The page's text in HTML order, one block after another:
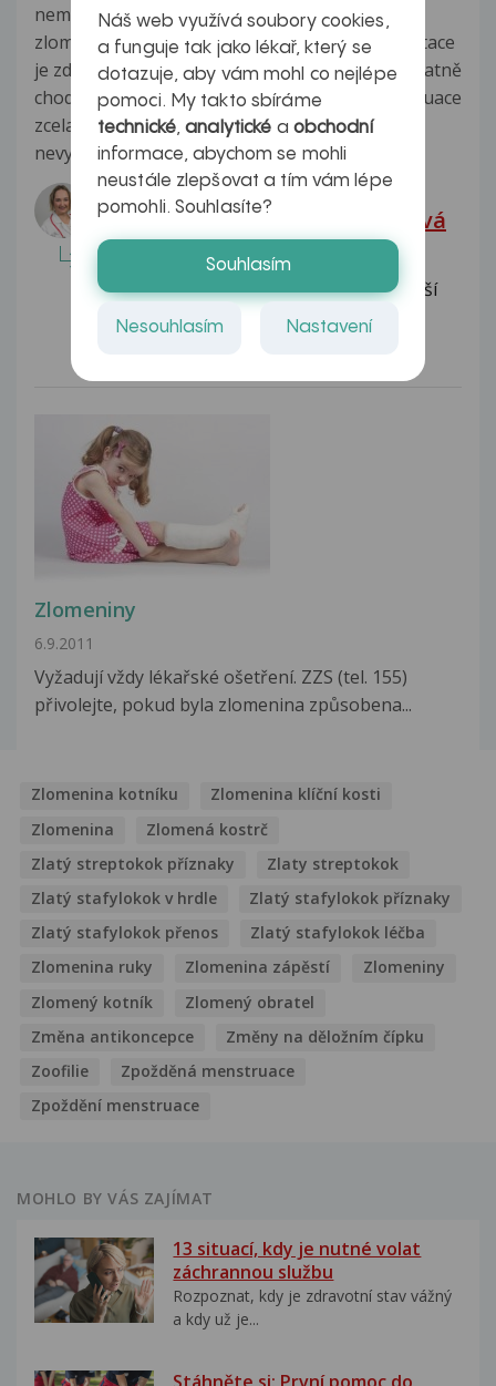
nemocnici(Thomajerova nemocnice v praze)po
zlomenině krčku stehenní kosti.Vím že rehabilitace
je zdlouhavá obzvláště když už před úrazem špatně
chodila a má potíže s pamětí čímž si vážnost situace
zcela neuvědomuje a sama moc aktivity
nevyvíjí.Rehabilitační...Zobrazit více
Odpovídá lékař:
mjr. MUDr. Denisa Gottvaldová
Dobrý den, na vaši otázku se těžko
odpovídákdyž neznám celou situaci Vaší
maminky ani současný stav...
Zlomeniny
6.9.2011
Vyžadují vždy lékařské ošetření. ZZS (tel. 155)
přivolejte, pokud byla zlomenina způsobena...
Zlomenina kotníku
Zlomenina klíční kosti
Zlomenina
Zlomená kostrč
Zlatý streptokok příznaky
Zlaty streptokok
Zlatý stafylokok v hrdle
Zlatý stafylokok příznaky
Zlatý stafylokok přenos
Zlatý stafylokok léčba
Zlomenina ruky
Zlomenina zápěstí
Zlomeniny
Zlomený kotník
Zlomený obratel
Změna antikoncepce
Změny na děložním čípku
Zoofilie
Zpožděná menstruace
Zpoždění menstruace
MOHLO BY VÁS ZAJÍMAT
13 situací, kdy je nutné volat
záchrannou službu
Rozpoznat, kdy je zdravotní stav vážný
a kdy už je...
Náš web využívá soubory cookies,
a funguje tak jako lékař, který se
dotazuje, aby vám mohl co nejlépe
pomoci. My takto sbíráme
technické,analytické a obchodní
informace, abychom se mohli
neustále zlepšovat a tím vám lépe
pomohli. Souhlasíte?
Souhlasím
Nesouhlasím Nastavení